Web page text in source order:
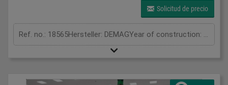
Solicitud de precio
Ref. no.: 18565Hersteller: DEMAGYear of construction: 2005Clamping unitClamping force: 150 tonOpening stroke: 500 mmDistance between tie bars: 500 x 500 mmMould height min.: 250 mmOpening width: 750 mmPlaten size (h x v): 750 x 750 mmInjection unitScrew diameter: 45 mmInjection volume: 323 cm³Shot weight: 290 gInjection pressure: 1973 barMeasurements and weightDimensions: 5.45 x 1.63 x 2.1 mMachine weight: 7500 kgRobotProducer: Wittmann Type: W721-0231 Year: 2005